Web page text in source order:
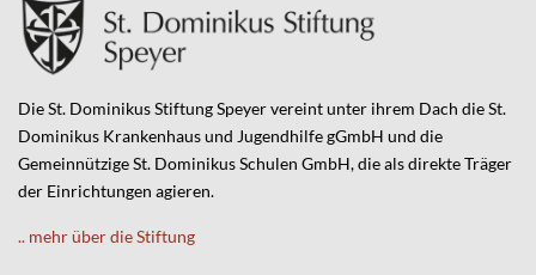
Die St. Dominikus Stiftung Speyer vereint unter ihrem Dach die St.
Dominikus Krankenhaus und Jugendhilfe gGmbH und die
Gemeinnützige St. Dominikus Schulen GmbH, die als direkte Träger
der Einrichtungen agieren.
.. mehr über die Stiftung